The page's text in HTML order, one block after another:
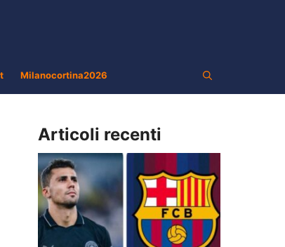
Milanocortina2026
Articoli recenti